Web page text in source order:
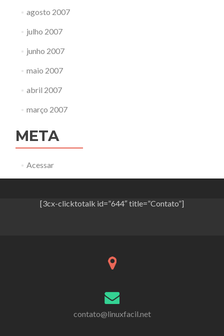
agosto 2007
julho 2007
junho 2007
maio 2007
abril 2007
março 2007
META
Acessar
[3cx-clicktotalk id=”644″ title=”Contato”]
contato@linuxfacil.net